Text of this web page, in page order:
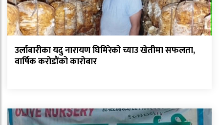
उर्लाबारीका यदु नारायण घिमिरेको च्याउ खेतीमा सफलता,
वार्षिक करोडौंको कारोबार